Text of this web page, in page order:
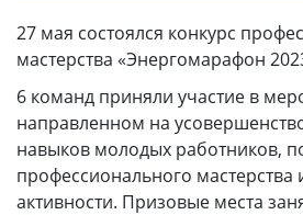
27 мая состоялся конкурс
мастерства «Энергомарафон
6 команд приняли участие в
направленном на
навыков молодых работников,
профессионального мастерства
активности. Призовые места